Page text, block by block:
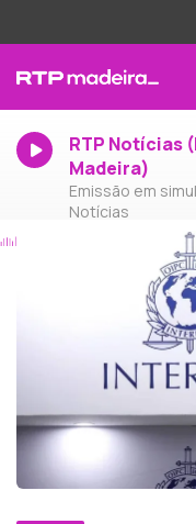
RTP Notícias
Madeira)
Emissão em
Notícias